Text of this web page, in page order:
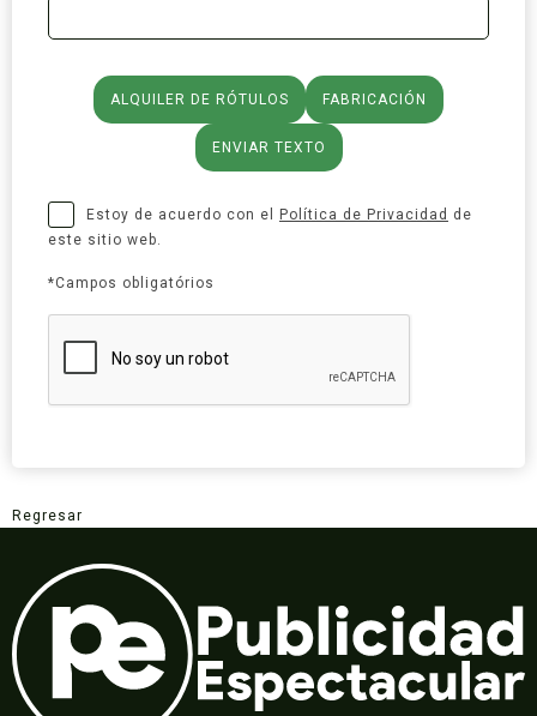
ALQUILER DE RÓTULOS FABRICACIÓN
ENVIAR TEXTO
Estoy de acuerdo con el Política de Privacidad de
este sitio web.
*Campos obligatórios
Regresar